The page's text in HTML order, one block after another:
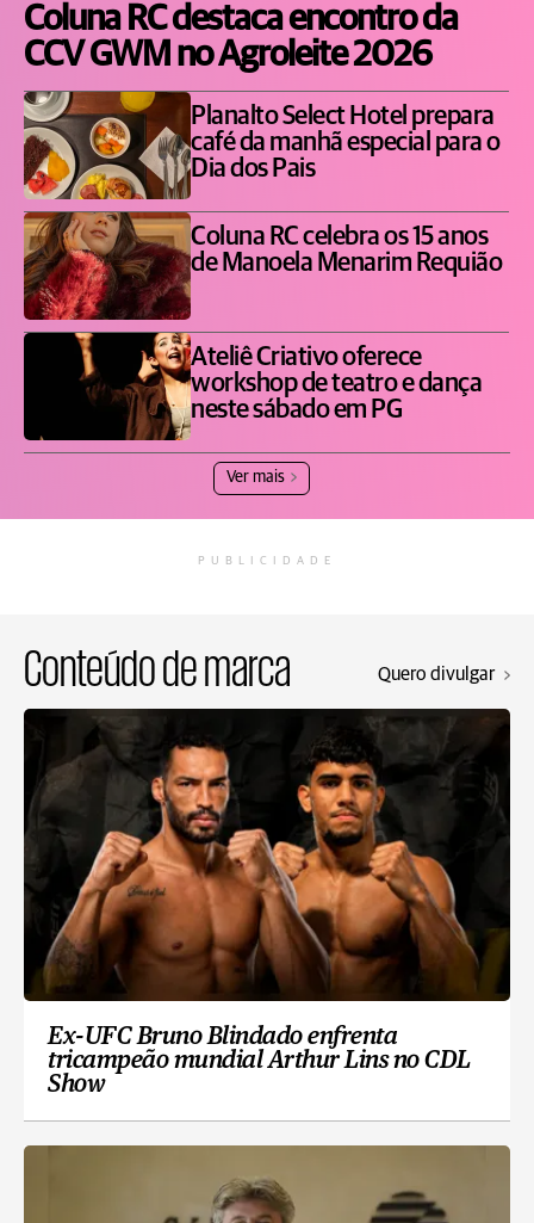
Coluna RC destaca encontro da
CCV GWM no Agroleite 2026
Planalto Select Hotel prepara
café da manhã especial para o
Dia dos Pais
Coluna RC celebra os 15 anos
de Manoela Menarim Requião
Ateliê Criativo oferece
workshop de teatro e dança
neste sábado em PG
Ver mais
PUBLICIDADE
Conteúdo de marca Quero divulgar
Ex-UFC Bruno Blindado enfrenta
tricampeão mundial Arthur Lins no CDL
Show